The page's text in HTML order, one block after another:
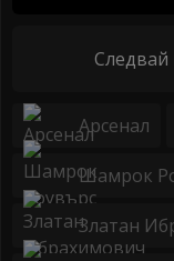
Следвай
Арсенал
Шамрок
Златан